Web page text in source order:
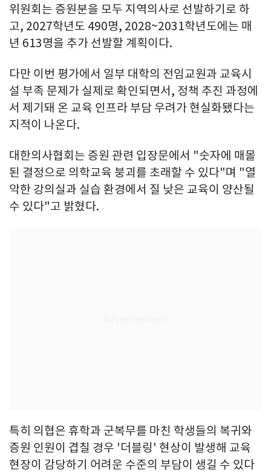
위원회는 증원분을 모두 지역의사로 선발하기로 하
고, 2027학년도 490명, 2028~2031학년도에는 매
년 613명을 추가 선발할 계획이다.
다만 이번 평가에서 일부 대학의 전임교원과 교육시
설 부족 문제가 실제로 확인되면서, 정책 추진 과정에
서 제기돼 온 교육 인프라 부담 우려가 현실화됐다는
지적이 나온다.
대한의사협회는 증원 관련 입장문에서 "숫자에 매몰
된 결정으로 의학교육 붕괴를 초래할 수 있다"며 "열
악한 강의실과 실습 환경에서 질 낮은 교육이 양산될
수 있다"고 밝혔다.
특히 의협은 휴학과 군복무를 마친 학생들의 복귀와
증원 인원이 겹칠 경우 '더블링' 현상이 발생해 교육
현장이 감당하기 어려운 수준의 부담이 생길 수 있다